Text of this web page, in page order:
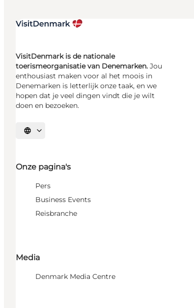
VisitDenmark is de nationale
toerismeorganisatie van Denemarken. Jou
enthousiast maken voor al het moois in
Denemarken is letterlijk onze taak, en we
hopen dat je veel dingen vindt die je wilt
doen en bezoeken.
Selecteer taal
Onze pagina's
Pers
Business Events
Reisbranche
Media
Denmark Media Centre